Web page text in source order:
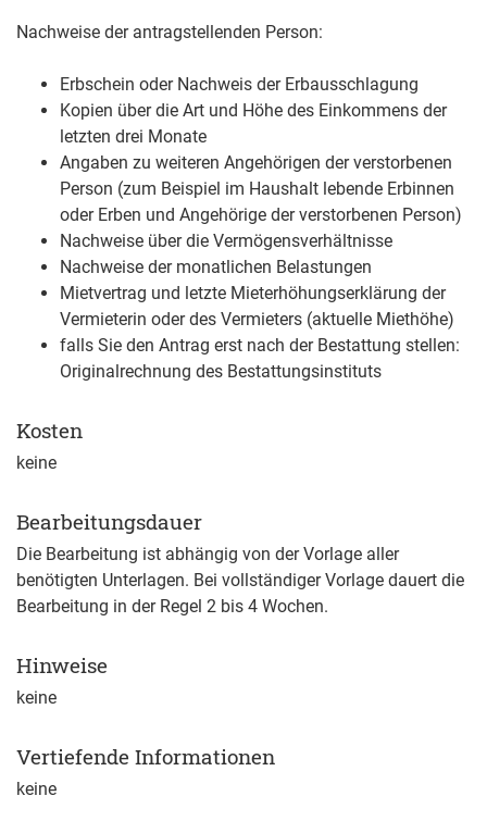
Nachweise der antragstellenden Person:
Erbschein oder Nachweis der Erbausschlagung
Kopien über die Art und Höhe des Einkommens der
letzten drei Monate
Angaben zu weiteren Angehörigen der verstorbenen
Person (zum Beispiel im Haushalt lebende Erbinnen
oder Erben und Angehörige der verstorbenen Person)
Nachweise über die Vermögensverhältnisse
Nachweise der monatlichen Belastungen
Mietvertrag und letzte Mieterhöhungserklärung der
Vermieterin oder des Vermieters (aktuelle Miethöhe)
falls Sie den Antrag erst nach der Bestattung stellen:
Originalrechnung des Bestattungsinstituts
Kosten
keine
Bearbeitungsdauer
Die Bearbeitung ist abhängig von der Vorlage aller
benötigten Unterlagen. Bei vollständiger Vorlage dauert die
Bearbeitung in der Regel 2 bis 4 Wochen.
Hinweise
keine
Vertiefende Informationen
keine